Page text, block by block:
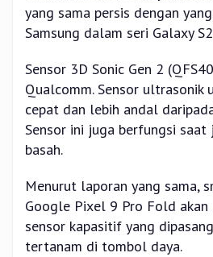
yang sama persis dengan
Samsung dalam seri Galaxy
Sensor 3D Sonic Gen 2
Qualcomm. Sensor ultrasonik
cepat dan lebih andal
Sensor ini juga berfungsi saat
basah.
Menurut laporan yang sama,
Google Pixel 9 Pro Fold akan
sensor kapasitif yang
tertanam di tombol daya.